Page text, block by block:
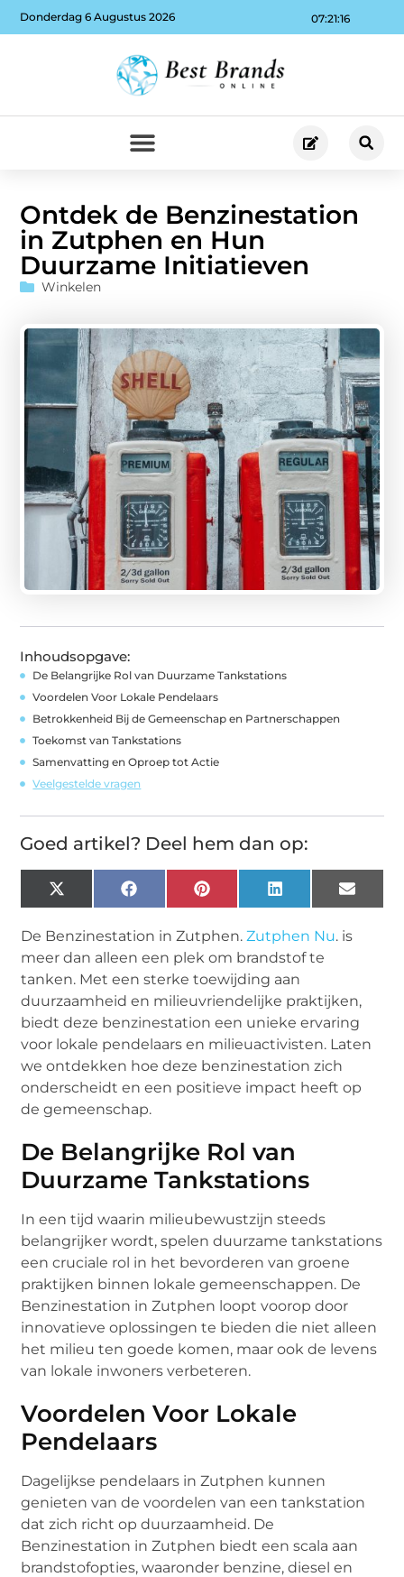
07:21:17
Donderdag 6 Augustus 2026
Ontdek de Benzinestation
in Zutphen en Hun
Duurzame Initiatieven
Winkelen
Inhoudsopgave:
De Belangrijke Rol van Duurzame Tankstations
Voordelen Voor Lokale Pendelaars
Betrokkenheid Bij de Gemeenschap en Partnerschappen
Toekomst van Tankstations
Samenvatting en Oproep tot Actie
Veelgestelde vragen
Goed artikel? Deel hem dan op:
X
(Twitter)
FacebookPinterest LinkedIn Email
De Benzinestation in Zutphen.Zutphen Nu. is
meer dan alleen een plek om brandstof te
tanken. Met een sterke toewijding aan
duurzaamheid en milieuvriendelijke praktijken,
biedt deze benzinestation een unieke ervaring
voor lokale pendelaars en milieuactivisten. Laten
we ontdekken hoe deze benzinestation zich
onderscheidt en een positieve impact heeft op
de gemeenschap.
De Belangrijke Rol van
Duurzame Tankstations
In een tijd waarin milieubewustzijn steeds
belangrijker wordt, spelen duurzame tankstations
een cruciale rol in het bevorderen van groene
praktijken binnen lokale gemeenschappen. De
Benzinestation in Zutphen loopt voorop door
innovatieve oplossingen te bieden die niet alleen
het milieu ten goede komen, maar ook de levens
van lokale inwoners verbeteren.
Voordelen Voor Lokale
Pendelaars
Dagelijkse pendelaars in Zutphen kunnen
genieten van de voordelen van een tankstation
dat zich richt op duurzaamheid. De
Benzinestation in Zutphen biedt een scala aan
brandstofopties, waaronder benzine, diesel en